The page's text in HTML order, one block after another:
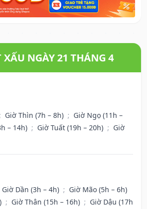
XẤU NGÀY 21 THÁNG 4
; Giờ Thìn (7h – 8h) ; Giờ Ngọ (11h –
– 14h) ; Giờ Tuất (19h – 20h) ; Giờ
Giờ Dần (3h – 4h) ; Giờ Mão (5h – 6h)
; Giờ Thân (15h – 16h) ; Giờ Dậu (17h